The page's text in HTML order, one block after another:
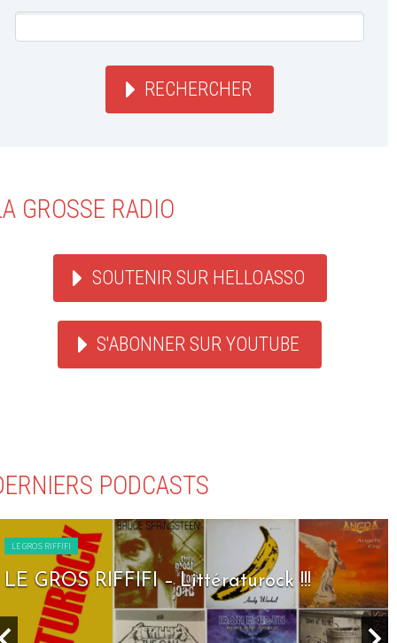
RECHERCHER
GROSSE RADIO
SOUTENIR SUR HELLOASSO
S'ABONNER SUR YOUTUBE
PODCASTS
LE GROS RIFFIFI
LE GROS RIFFIFI – Seven Days To Rock !!!